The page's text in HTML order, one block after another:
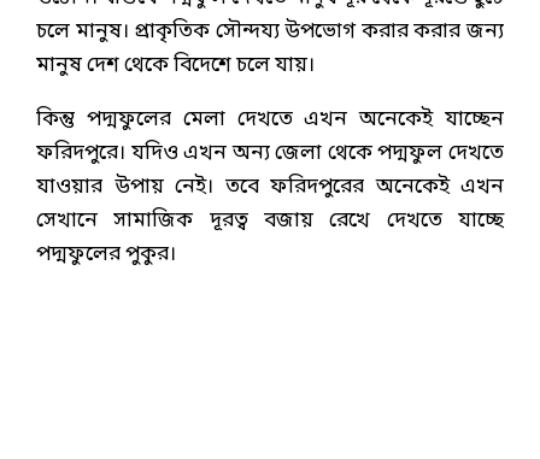
চলে মানুষ। প্রাকৃতিক সৌন্দয্য উপভোগ করার করার জন্য
মানুষ দেশ থেকে বিদেশে চলে যায়।
কিন্তু পদ্মফুলের মেলা দেখতে এখন অনেকেই যাচ্ছেন
ফরিদপুরে। যদিও এখন অন্য জেলা থেকে পদ্মফুল দেখতে
যাওয়ার উপায় নেই। তবে ফরিদপুরের অনেকেই এখন
সেখানে সামাজিক দূরত্ব বজায় রেখে দেখতে যাচ্ছে
পদ্মফুলের পুকুর।